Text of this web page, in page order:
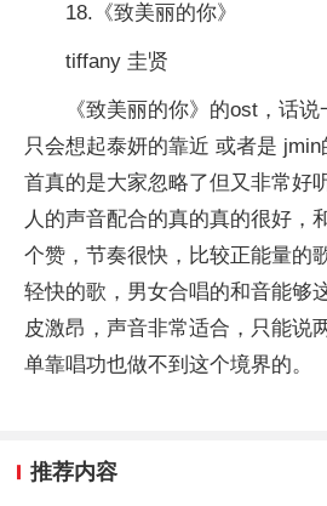
18.《致美丽的你》
tiffany 圭贤
《致美丽的你》的ost，话
只会想起泰妍的靠近 或者是
首真的是大家忽略了但又非常好
人的声音配合的真的真的很好，
个赞，节奏很快，比较正能量的
轻快的歌，男女合唱的和音能够
皮激昂，声音非常适合，只能说
单靠唱功也做不到这个境界的。
推荐内容